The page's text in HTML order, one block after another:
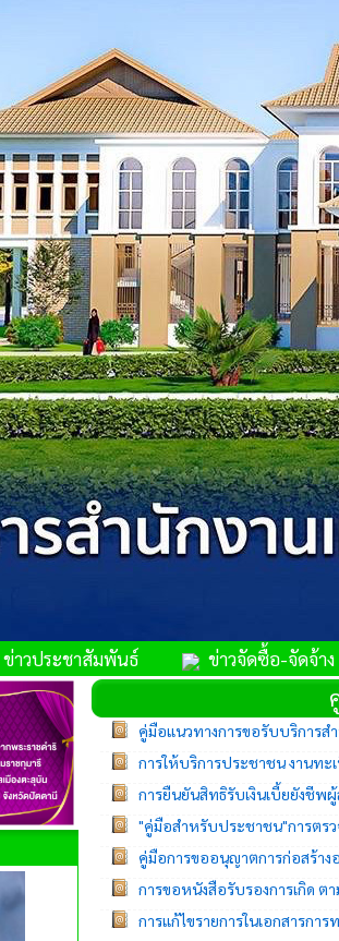
ข่าวประชาสัมพันธ์ ข่าวจัดซื้อ-จัดจ้าง
คู่มือแนวทางการขอรับบริการ
การให้บริการประชาชน งานทะ
การยืนยันสิทธิรับเงินเบี้ยยังชีพผู้
"คู่มือสำหรับประชาชน"การตร
คู่มือการขออนุญาตการก่อสร้าง
การขอหนังสือรับรองการเกิด ตา
การแก้ไขรายการในเอกสารกา